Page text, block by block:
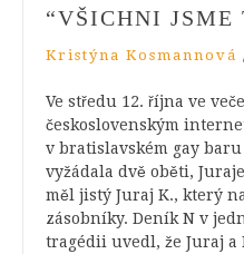
“VŠICHNI JSME
Kristýna Kosmannová
Ve středu 12. října ve
československým
v bratislavském gay
vyžádala dvě oběti,
měl jistý Juraj K., který
zásobníky. Deník N v
tragédii uvedl, že Juraj